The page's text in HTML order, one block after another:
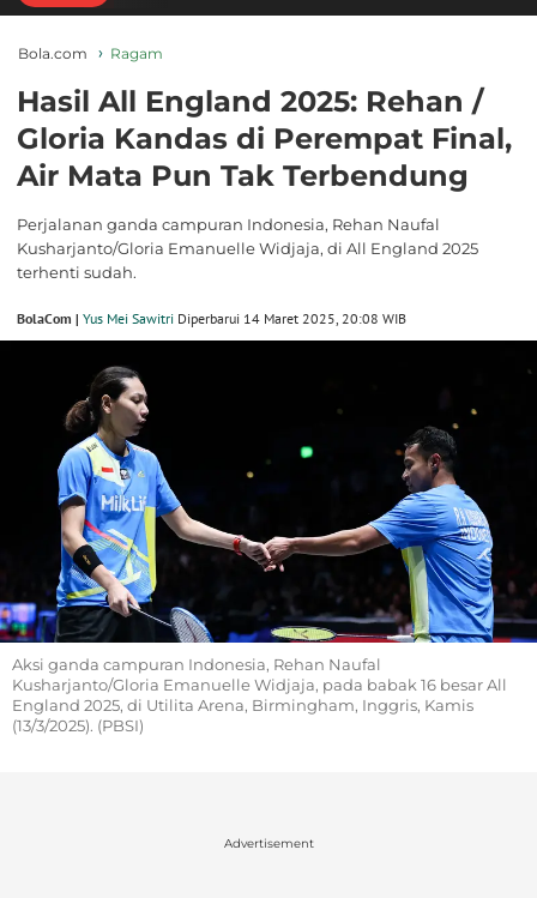
Bola.com Ragam
Hasil All England 2025: Rehan /
Gloria Kandas di Perempat Final,
Air Mata Pun Tak Terbendung
Perjalanan ganda campuran Indonesia, Rehan Naufal
Kusharjanto/Gloria Emanuelle Widjaja, di All England 2025
terhenti sudah.
BolaCom | Yus Mei Sawitri Diperbarui 14 Maret 2025, 20:08 WIB
Aksi ganda campuran Indonesia, Rehan Naufal
Kusharjanto/Gloria Emanuelle Widjaja, pada babak 16 besar All
England 2025, di Utilita Arena, Birmingham, Inggris, Kamis
(13/3/2025). (PBSI)
Advertisement